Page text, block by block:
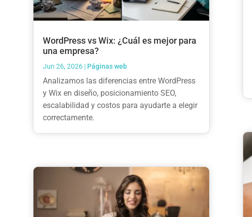
WordPress vs Wix: ¿Cuál es mejor para
una empresa?
Jun 26, 2026 | Páginas web
Analizamos las diferencias entre WordPress
y Wix en diseño, posicionamiento SEO,
escalabilidad y costos para ayudarte a elegir
correctamente.